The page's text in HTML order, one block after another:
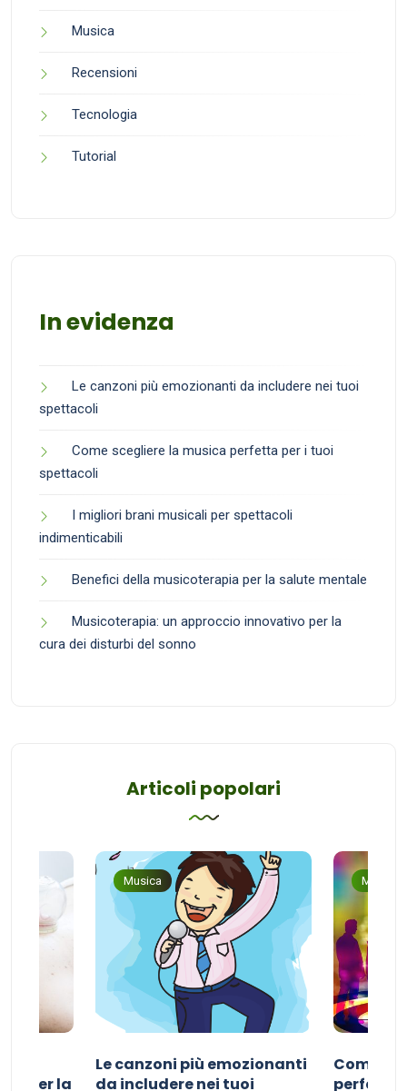
Musica
Recensioni
Tecnologia
Tutorial
In evidenza
Le canzoni più emozionanti da includere nei tuoi
spettacoli
Come scegliere la musica perfetta per i tuoi
spettacoli
I migliori brani musicali per spettacoli
indimenticabili
Benefici della musicoterapia per la salute mentale
Musicoterapia: un approccio innovativo per la
cura dei disturbi del sonno
Articoli popolari
per la
Musica
Le canzoni più emozionanti
da includere nei tuoi
Musica
Come
perfetta